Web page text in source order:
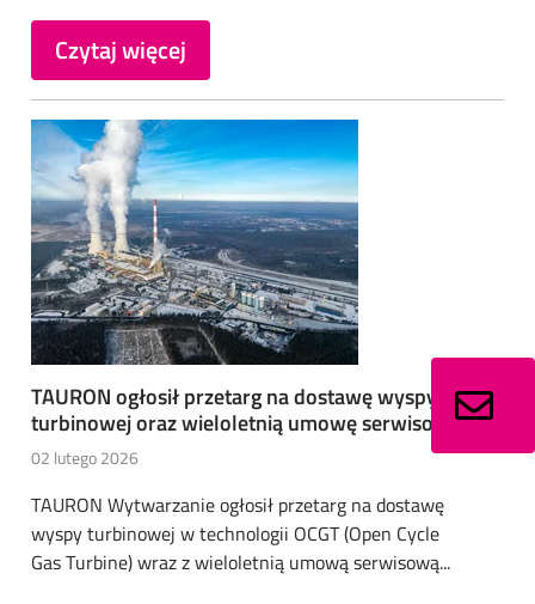
Czytaj więcej
TAURON ogłosił przetarg na dostawę wyspy
turbinowej oraz wieloletnią umowę serwisową
02 lutego 2026
TAURON Wytwarzanie ogłosił przetarg na dostawę
wyspy turbinowej w technologii OCGT (Open Cycle
Gas Turbine) wraz z wieloletnią umową serwisową...